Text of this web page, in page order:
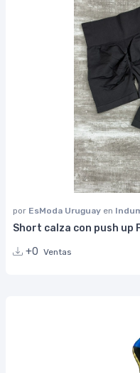
por EsModa Uruguay en
Short calza con push up
+0 Ventas